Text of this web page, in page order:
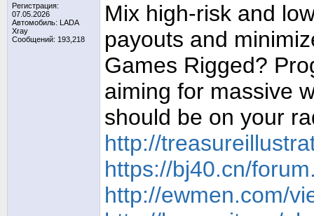
Регистрация:
07.05.2026
Автомобиль: LADA
Xray
Сообщений: 193,218
Mix high-risk and
payouts and
Games Rigged?
aiming for massive
should be on your
http://
https://bj40.cn/
http://ewmen.com/